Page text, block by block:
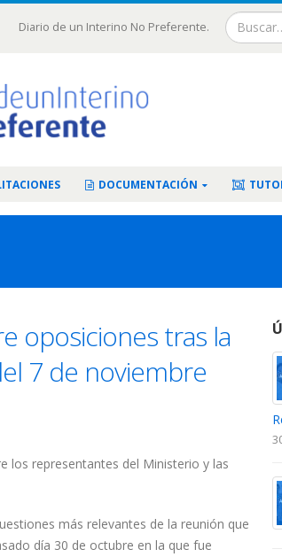
Diario de un Interino No Preferente.
DOCUMENTACIÓN
oposiciones tras la
7 de noviembre
los representantes del Ministerio y las
más relevantes de la reunión que
día 30 de octubre en la que fue